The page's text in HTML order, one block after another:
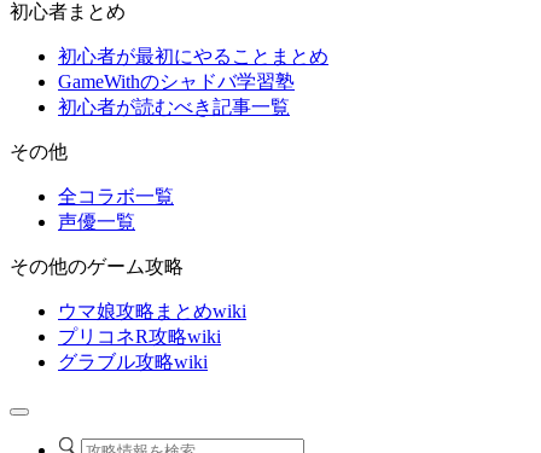
初心者まとめ
初心者が最初にやることまとめ
GameWithのシャドバ学習塾
初心者が読むべき記事一覧
その他
全コラボ一覧
声優一覧
その他のゲーム攻略
ウマ娘攻略まとめwiki
プリコネR攻略wiki
グラブル攻略wiki